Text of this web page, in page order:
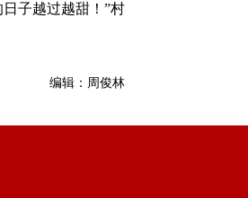
子越过越甜！”村
编辑：周俊林